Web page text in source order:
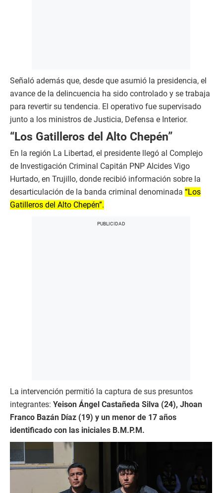
Señaló además que, desde que asumió la presidencia, el
avance de la delincuencia ha sido controlado y se trabaja
para revertir su tendencia. El operativo fue supervisado
junto a los ministros de Justicia, Defensa e Interior.
“Los Gatilleros del Alto Chepén”
En la región La Libertad, el presidente llegó al Complejo
de Investigación Criminal Capitán PNP Alcides Vigo
Hurtado, en Trujillo, donde recibió información sobre la
desarticulación de la banda criminal denominada “Los
Gatilleros del Alto Chepén”.
La intervención permitió la captura de sus presuntos
integrantes: Yeison Ángel Castañeda Silva (24), Jhoan
Franco Bazán Díaz (19) y un menor de 17 años
identificado con las iniciales B.M.P.M.